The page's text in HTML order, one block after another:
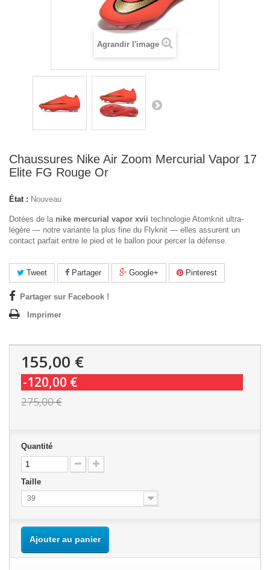
Agrandir l'image
Chaussures Nike Air Zoom Mercurial Vapor 17
Elite FG Rouge Or
État : Nouveau
Dotées de la nike mercurial vapor xvii technologie Atomknit ultra-
légère — notre variante la plus fine du Flyknit — elles assurent un
contact parfait entre le pied et le ballon pour percer la défense.
Tweet Partager Google+ Pinterest
Partager sur Facebook !
Imprimer
155,00 €
-120,00 €
275,00 €
Quantité
Taille
39
Ajouter au panier